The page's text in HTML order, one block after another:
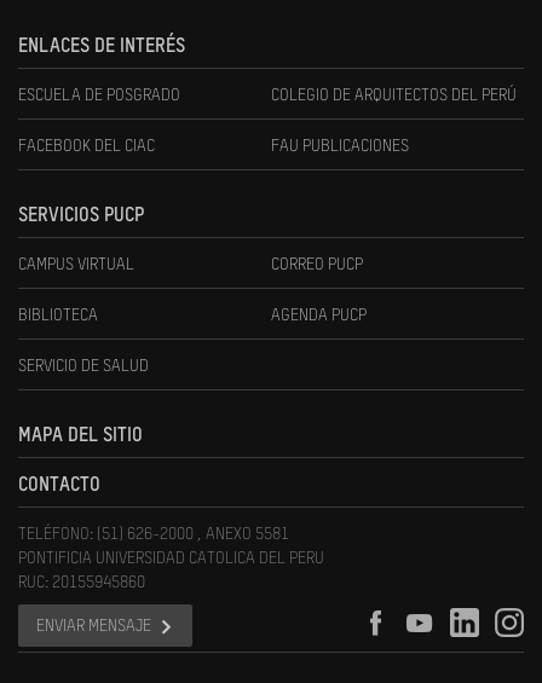
ENLACES DE INTERÉS
ESCUELA DE POSGRADO COLEGIO DE ARQUITECTOS DEL PERÚ
FACEBOOK DEL CIAC FAU PUBLICACIONES
SERVICIOS PUCP
CAMPUS VIRTUAL CORREO PUCP
BIBLIOTECA AGENDA PUCP
SERVICIO DE SALUD
MAPA DEL SITIO
CONTACTO
TELÉFONO: (51) 626-2000 , ANEXO 5581
PONTIFICIA UNIVERSIDAD CATOLICA DEL PERU
RUC: 20155945860
ENVIAR MENSAJE